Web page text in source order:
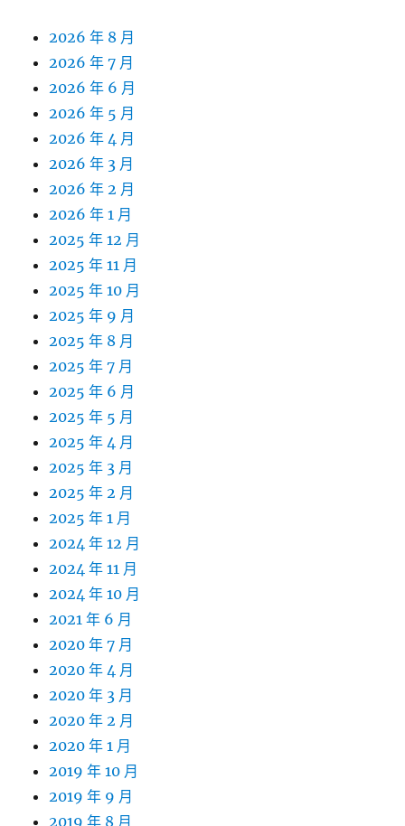
2026 年 8 月
2026 年 7 月
2026 年 6 月
2026 年 5 月
2026 年 4 月
2026 年 3 月
2026 年 2 月
2026 年 1 月
2025 年 12 月
2025 年 11 月
2025 年 10 月
2025 年 9 月
2025 年 8 月
2025 年 7 月
2025 年 6 月
2025 年 5 月
2025 年 4 月
2025 年 3 月
2025 年 2 月
2025 年 1 月
2024 年 12 月
2024 年 11 月
2024 年 10 月
2021 年 6 月
2020 年 7 月
2020 年 4 月
2020 年 3 月
2020 年 2 月
2020 年 1 月
2019 年 10 月
2019 年 9 月
2019 年 8 月